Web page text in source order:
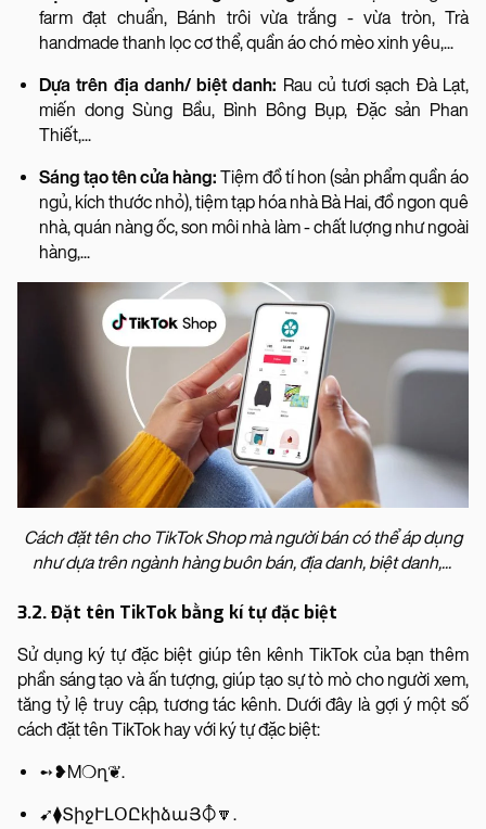
farm đạt chuẩn, Bánh trôi vừa trắng - vừa tròn, Trà
handmade thanh lọc cơ thể, quần áo chó mèo xinh yêu,...
Dựa trên địa danh/ biệt danh: Rau củ tươi sạch Đà Lạt,
miến dong Sùng Bầu, Bình Bông Bụp, Đặc sản Phan
Thiết,...
Sáng tạo tên cửa hàng: Tiệm đồ tí hon (sản phẩm quần áo
ngủ, kích thước nhỏ), tiệm tạp hóa nhà Bà Hai, đồ ngon quê
nhà, quán nàng ốc, son môi nhà làm - chất lượng như ngoài
hàng,...
Cách đặt tên cho TikTok Shop mà người bán có thể áp dụng
như dựa trên ngành hàng buôn bán, địa danh, biệt danh,...
3.2. Đặt tên TikTok bằng kí tự đặc biệt
Sử dụng ký tự đặc biệt giúp tên kênh TikTok của bạn thêm
phần sáng tạo và ấn tượng, giúp tạo sự tò mò cho người xem,
tăng tỷ lệ truy cập, tương tác kênh. Dưới đây là gợi ý một số
cách đặt tên TikTok hay với ký tự đặc biệt:
➻❥M❍ղ❦.
➹⧫ՏիջՒԼՕԸkիձաՅ⦽🔽.